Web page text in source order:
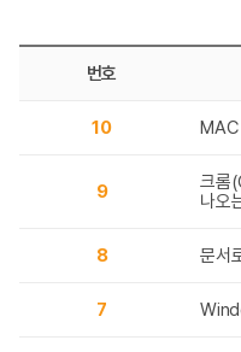
번호
10 MAC
9
크롬
나오
8 문서
7